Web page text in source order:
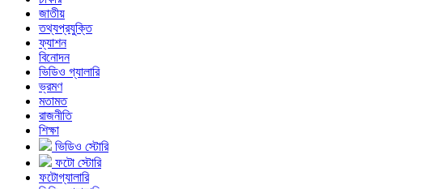
জাতীয়
তথ্যপ্রযুক্তি
ফ্যাশন
বিনোদন
ভিডিও গ্যালারি
ভ্রমণ
মতামত
রাজনীতি
শিক্ষা
ভিডিও স্টোরি
ফটো স্টোরি
ফটোগ্যালারি